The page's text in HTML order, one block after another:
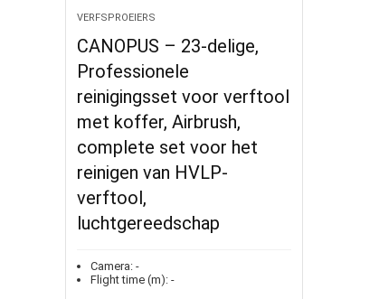
VERFSPROEIERS
CANOPUS – 23-delige,
Professionele
reinigingsset voor verftool
met koffer, Airbrush,
complete set voor het
reinigen van HVLP-
verftool,
luchtgereedschap
Camera: -
Flight time (m): -